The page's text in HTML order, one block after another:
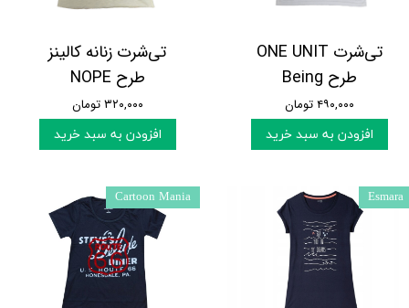
تی‌شرت ONE UNIT
طرح Being
۴۹۰,۰۰۰ تومان
افزودن به سبد خرید
تی‌شرت زنانه کالینز
طرح NOPE
۳۲۰,۰۰۰ تومان
افزودن به سبد خرید
Esmara
Cartoon Mania